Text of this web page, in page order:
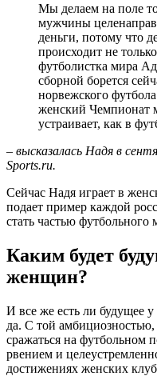
Мы делаем на поле
мужчины
деньги, потому что
происходит не
футболистка мира
сборной борется
норвежского
женский Чемпионат
устраивает, как в
– высказалась Надя в
Sports.ru.
Сейчас Надя играет в
подает пример каждой
стать частью футбольного
Каким будет
женщин?
И все же есть ли будущее
да. С той
сражаться на футбольном
рвением и
достижениях женских